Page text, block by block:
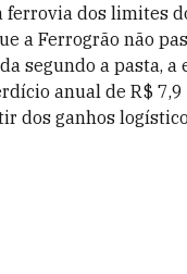
ferrovia dos limites
a Ferrogrão não
segundo a pasta, a
anual de R$
dos ganhos